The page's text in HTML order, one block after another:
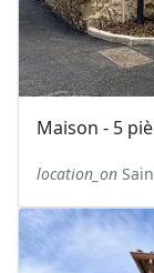
Maison - 5
location_on